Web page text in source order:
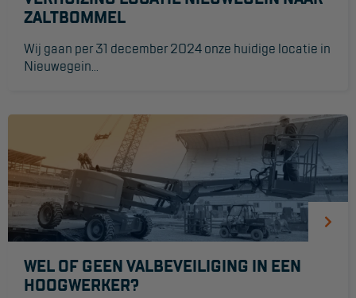
ZALTBOMMEL
Wij gaan per 31 december 2024 onze huidige locatie in
Nieuwegein...
WEL OF GEEN VALBEVEILIGING IN EEN
HOOGWERKER?